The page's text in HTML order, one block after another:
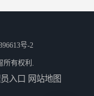
号-2
所有权利.
入口 网站地图